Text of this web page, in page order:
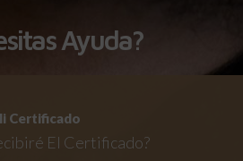
Ayuda?
Certificado
El Certificado?